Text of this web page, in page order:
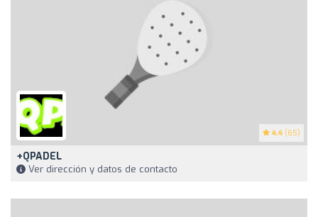
4.4 (65)
+QPADEL
Ver dirección y datos de contacto